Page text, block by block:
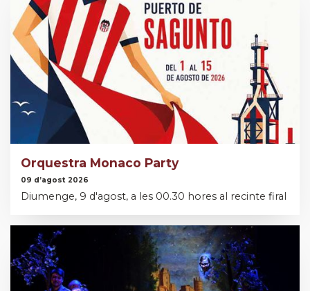
Orquestra Monaco Party
09 d’agost 2026
Diumenge, 9 d'agost, a les 00.30 hores al recinte firal